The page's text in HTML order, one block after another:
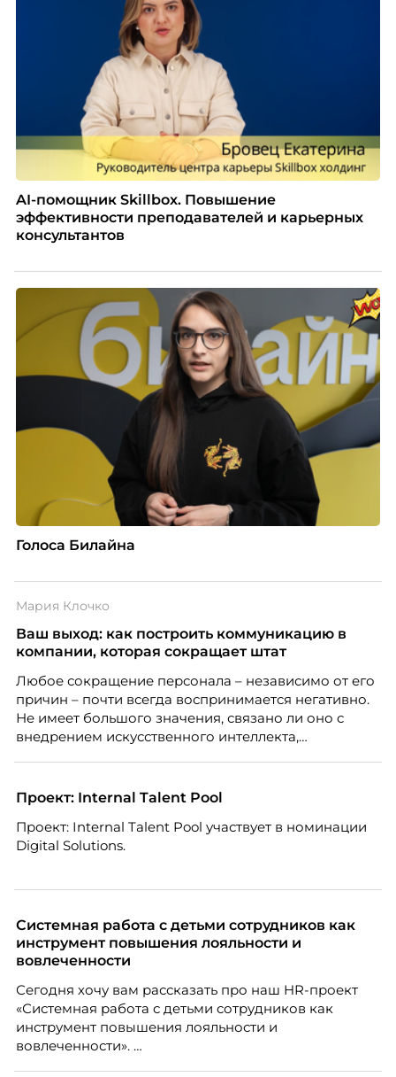
AI-помощник Skillbox. Повышение
эффективности преподавателей и карьерных
консультантов
Голоса Билайна
Мария Клочко
Ваш выход: как построить коммуникацию в
компании, которая сокращает штат
Любое сокращение персонала – независимо от его
причин – почти всегда воспринимается негативно.
Не имеет большого значения, связано ли оно с
внедрением искусственного интеллекта,
структуры компании. Для сотрудников сокращения
означают потерю стабильности, а для внешнего
рынка становятся сигналом о возможных
проблемах организации. В результате увольнения
Проект: Internal Talent Pool
Проект: Internal Talent Pool участвует в номинации
Digital Solutions.
Системная работа с детьми сотрудников как
инструмент повышения лояльности и
вовлеченности
Сегодня хочу вам рассказать про наш HR-проект
«Системная работа с детьми сотрудников как
инструмент повышения лояльности и
вовлеченности».